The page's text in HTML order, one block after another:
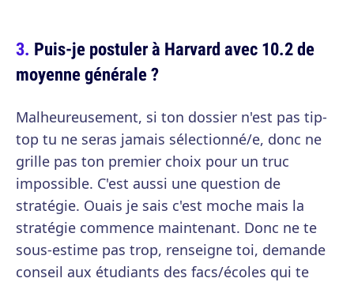
Puis-je postuler à Harvard avec 10.2 de
moyenne générale ?
Malheureusement, si ton dossier n'est pas tip-
top tu ne seras jamais sélectionné/e, donc ne
grille pas ton premier choix pour un truc
impossible. C'est aussi une question de
stratégie. Ouais je sais c'est moche mais la
stratégie commence maintenant. Donc ne te
sous-estime pas trop, renseigne toi, demande
conseil aux étudiants des facs/écoles qui te